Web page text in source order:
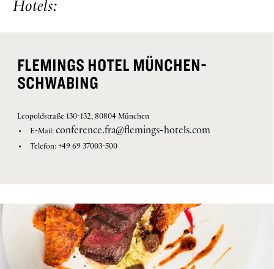
Hotels:
FLEMINGS HOTEL MÜNCHEN-
SCHWABING
Leopoldstraße 130-132, 80804 München
E-Mail: conference.fra@flemings-hotels.com
Telefon: +49 69 37003-500